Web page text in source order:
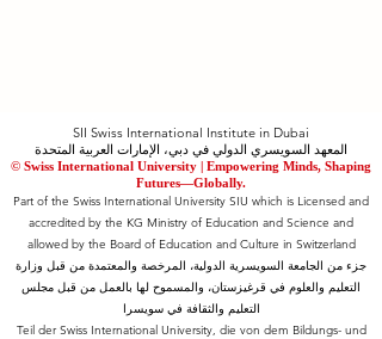
SII Swiss International Institute in Dubai
المعهد السويسري الدولي في دبي، الإمارات العربية المتحدة
© Swiss International University | ​Empowering Minds, Shaping
Futures—Globally.
Part of the Swiss International University SIU which is Licensed and
accredited by the KG Ministry of Education and Science and
allowed by the Board of Education and Culture in Switzerland
جزء من الجامعة السويسرية الدولية، المرخصة والمعتمدة من قبل وزارة
التعليم والعلوم في قرغيزستان، والمسموح لها بالعمل من قبل مجلس
التعليم والثقافة في سويسرا
Teil der Swiss International University, die von dem Bildungs- und